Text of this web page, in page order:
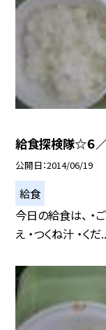
給食探検隊☆６
公開日 2014/06/19
給食
今日の給食は、 ・
え ・つくね汁 ・くだ